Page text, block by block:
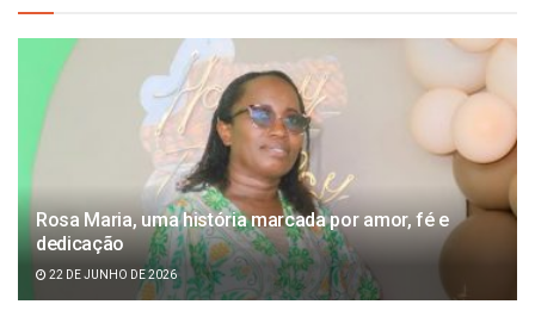
Rosa Maria, uma história marcada por amor, fé e
dedicação
22 DE JUNHO DE 2026